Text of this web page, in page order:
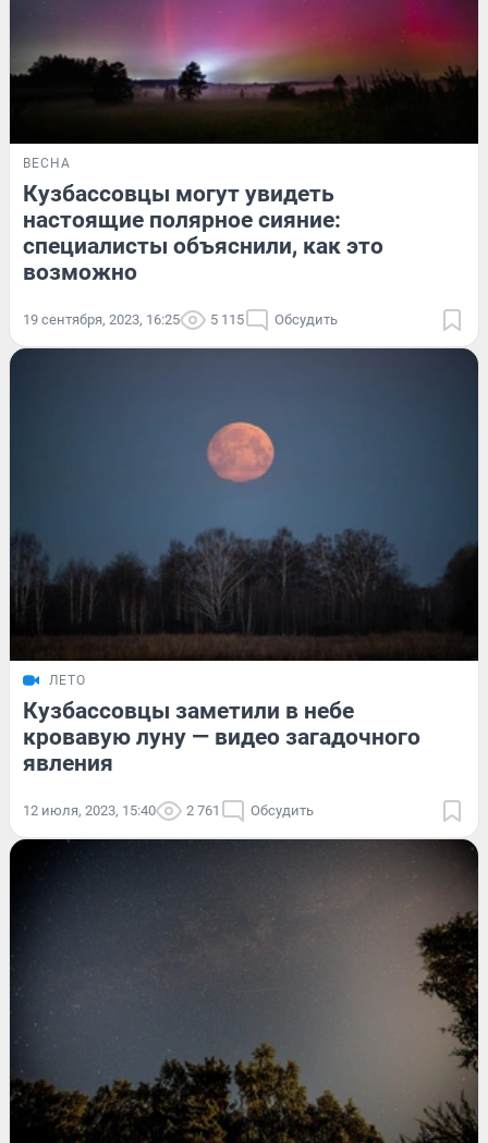
ВЕСНА
Кузбассовцы могут увидеть
настоящие полярное сияние:
специалисты объяснили, как это
возможно
19 сентября, 2023, 16:25 5 115 Обсудить
ЛЕТО
Кузбассовцы заметили в небе
кровавую луну — видео загадочного
явления
12 июля, 2023, 15:40 2 761 Обсудить